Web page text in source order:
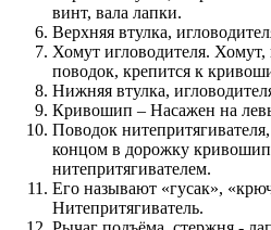
винт, вала лапки.
Верхняя втулка,
Хомут игловодителя.
поводок, крепится к
Нижняя втулка,
Кривошип – Насажен на
Поводок
концом в дорожку
нитепритягивателем.
Его называют «гусак»,
Нитепритягиватель.